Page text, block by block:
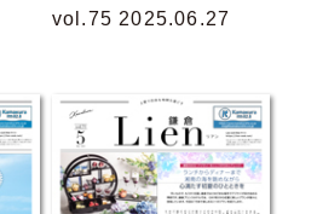
vol.75 2025.06.27